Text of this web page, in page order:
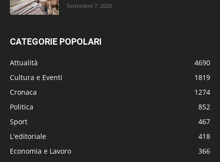
Settembre 7, 2020
CATEGORIE POPOLARI
Attualità
4690
Cultura e Eventi
1819
Cronaca
1274
Politica
852
Sport
467
L'editoriale
418
Economia e Lavoro
366